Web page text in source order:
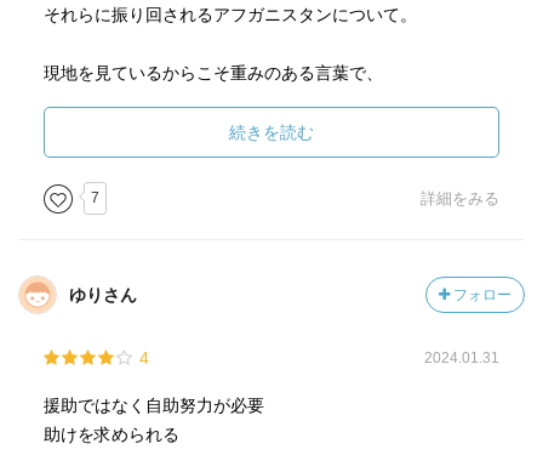
それらに振り回されるアフガニスタンについて。
現地を見ているからこそ重みのある言葉で、
それでも前を向いてアフガニスタンを思う。
今世界中で戦争が起こっていますが、
本書を読んで欲しいと思いました。
文庫は先日読んだものと、本作だけですが、
また折を見て他のハードカバーも読んでみたいと思いま
続きを読む
7 詳細をみる
ゆりさん フォロー
4 2024.01.31
援助ではなく自助努力が必要
助けを求められる